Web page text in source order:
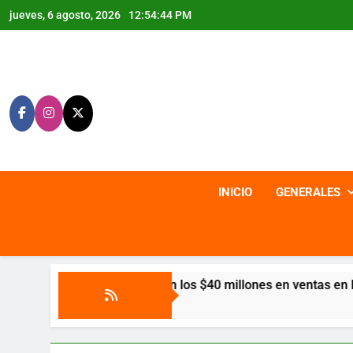
Saltar
al
jueves, 6 agosto, 2026 12:54:46 PM
INICIO GENERALES
$40 millones en ventas en la feria Colombia son las